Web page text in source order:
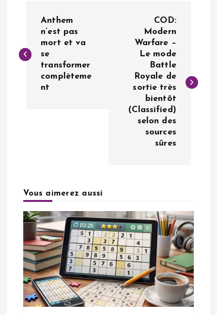
v
o
n
d
e
Anthem
n’est pas
mort et va
se
transformer
complèteme
nt
COD:
Modern
Warfare –
Le mode
Battle
Royale de
sortie très
bientôt
(Classified)
selon des
sources
sûres
Vous aimerez aussi